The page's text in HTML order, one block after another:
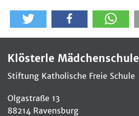
Klösterle Mädchenschule
Stiftung Katholische Freie Schule
Olgastraße 13
88214 Ravensburg